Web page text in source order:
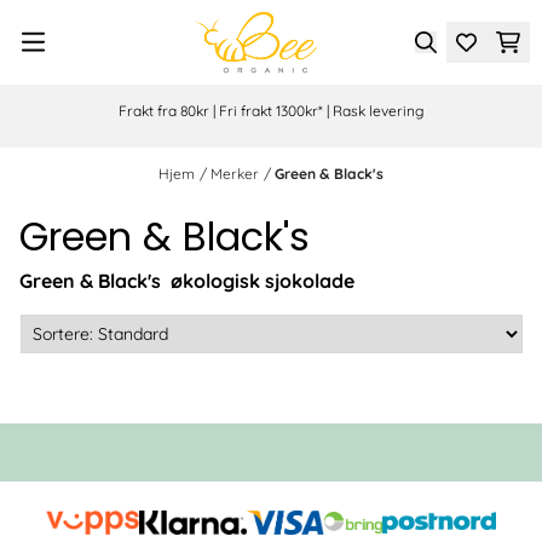
Frakt fra 80kr | Fri frakt 1300kr* | Rask levering
Hjem / Merker / Green & Black's
Green & Black's
Green & Black's økologisk sjokolade